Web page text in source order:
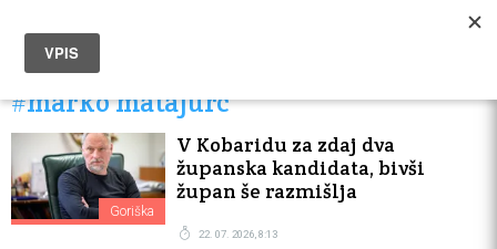
#marko matajurc
Goriška
V Kobaridu za zdaj dva
županska kandidata, bivši
župan še razmišlja
22. 07. 2026, 8:13